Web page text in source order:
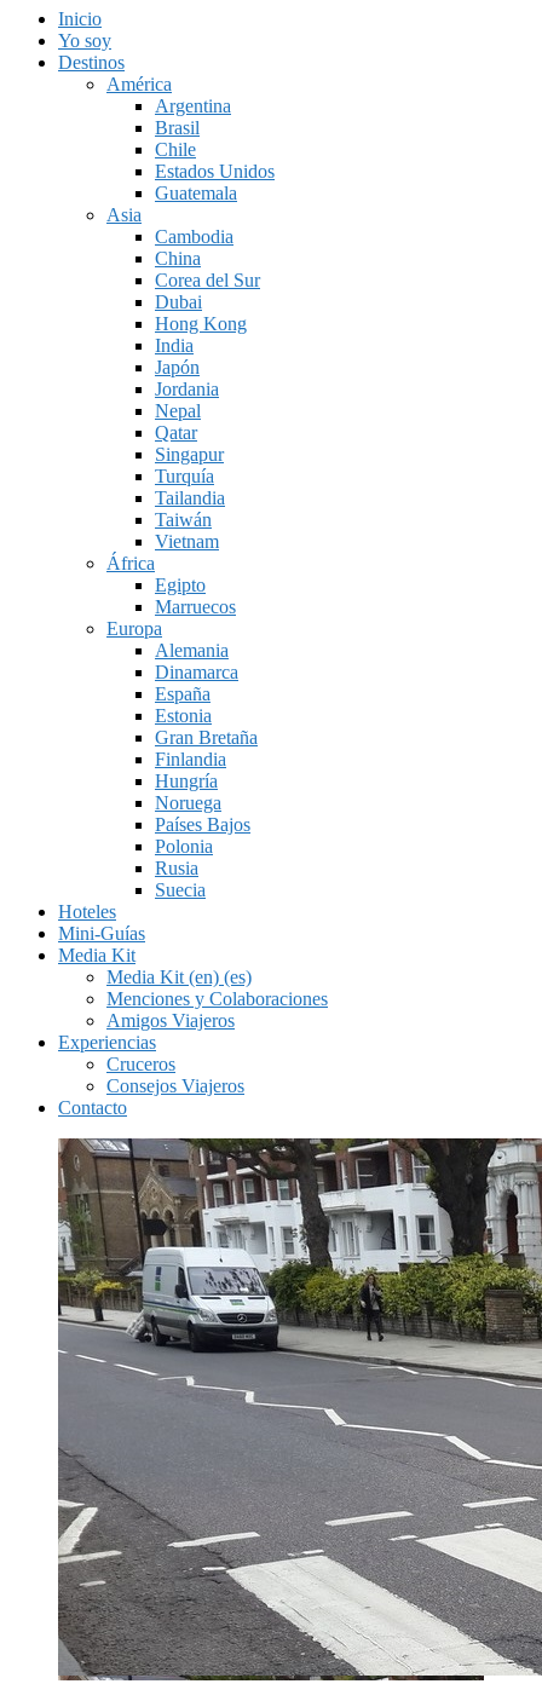
Inicio
Yo soy
Destinos
América
Argentina
Brasil
Chile
Estados Unidos
Guatemala
Asia
Cambodia
China
Corea del Sur
Dubai
Hong Kong
India
Japón
Jordania
Nepal
Qatar
Singapur
Turquía
Tailandia
Taiwán
Vietnam
África
Egipto
Marruecos
Europa
Alemania
Dinamarca
España
Estonia
Gran Bretaña
Finlandia
Hungría
Noruega
Países Bajos
Polonia
Rusia
Suecia
Hoteles
Mini-Guías
Media Kit
Media Kit (en) (es)
Menciones y Colaboraciones
Amigos Viajeros
Experiencias
Cruceros
Consejos Viajeros
Contacto